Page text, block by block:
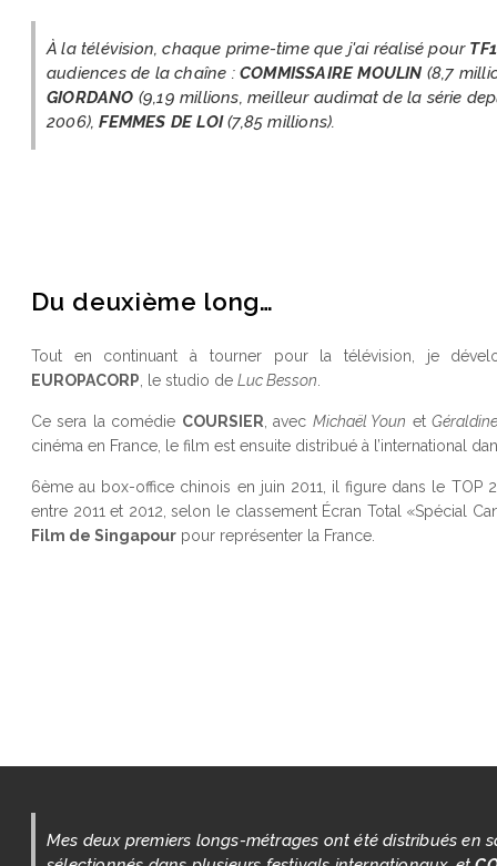
À la télévision, chaque prime-time que j'ai réalisé pour TF1
audiences de la chaîne : COMMISSAIRE MOULIN (8,7
GIORDANO (9,19 millions, meilleur audimat de la série
2006),FEMMES DE LOI(7,85 millions).
Du deuxième long…
Tout en continuant à tourner pour la télévision, je
EUROPACORP , le studio de Luc Besson
Ce sera la comédie COURSIER , avec Michaël Youn et
cinéma en France, le film est ensuite distribué à l’international
6ème au box-office chinois en juin 2011, il figure dans le TOP
entre 2011 et 2012, selon le classement Écran Total «Spécial
Film de Singapour pour représenter la France.
Mes deux premiers longs-métrages ont été distribués en